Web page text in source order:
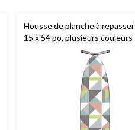
Housse de planche à repasser
15 x 54 po, plusieurs couleurs